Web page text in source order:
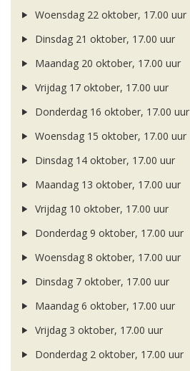
Woensdag 22 oktober, 17.00 uur
Dinsdag 21 oktober, 17.00 uur
Maandag 20 oktober, 17.00 uur
Vrijdag 17 oktober, 17.00 uur
Donderdag 16 oktober, 17.00 uur
Woensdag 15 oktober, 17.00 uur
Dinsdag 14 oktober, 17.00 uur
Maandag 13 oktober, 17.00 uur
Vrijdag 10 oktober, 17.00 uur
Donderdag 9 oktober, 17.00 uur
Woensdag 8 oktober, 17.00 uur
Dinsdag 7 oktober, 17.00 uur
Maandag 6 oktober, 17.00 uur
Vrijdag 3 oktober, 17.00 uur
Donderdag 2 oktober, 17.00 uur